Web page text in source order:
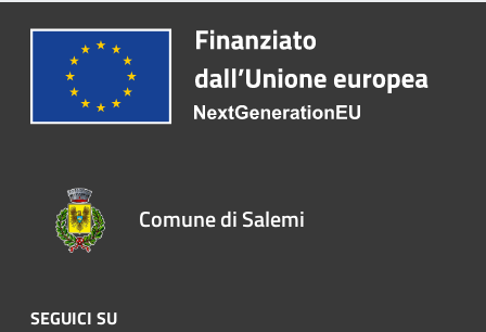
Comune di Salemi
SEGUICI SU